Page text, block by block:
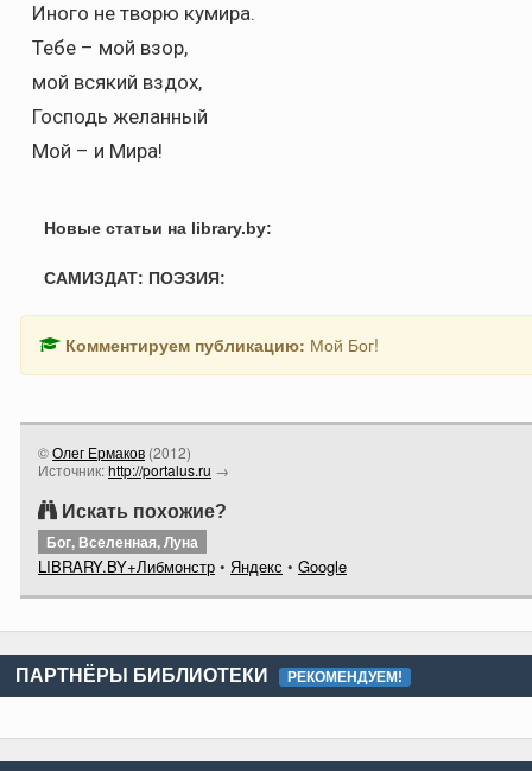
Иного не творю кумира.
Тебе – мой взор,
мой всякий вздох,
Господь желанный
Мой – и Мира!
Новые статьи на library.by:
САМИЗДАТ: ПОЭЗИЯ:
Комментируем публикацию: Мой Бог!
©Олег Ермаков (2012)
Источник:http://portalus.ru →
Искать похожие?
Бог, Вселенная, Луна
LIBRARY.BY+Либмонстр • Яндекс • Google
ПАРТНЁРЫ БИБЛИОТЕКИ РЕКОМЕНДУЕМ!